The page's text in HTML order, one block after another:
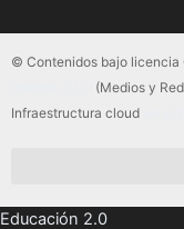
© Contenidos bajo licencia
(Medios y
Infraestructura cloud
Educación 2.0